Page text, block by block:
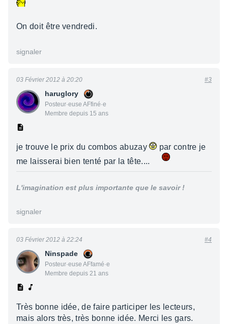
On doit être vendredi.
signaler
haruglory
Posteur·euse AFfiné·e
Membre depuis 15 ans
03 Février 2012 à 20:20 #3
je trouve le prix du combos abuzay
par contre je
me laisserai bien tenté par la tête....
L'imagination est plus importante que le savoir !
signaler
Ninspade
Posteur·euse AFfamé·e
Membre depuis 21 ans
03 Février 2012 à 22:24 #4
Très bonne idée, de faire participer les lecteurs,
mais alors très, très bonne idée. Merci les gars.